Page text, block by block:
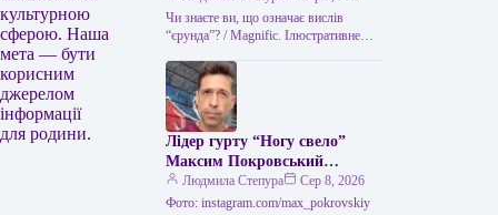
культурною
сферою. Наша
мета — бути
корисним
джерелом
інформації
для родини.
Чи знаєте ви, що означає вислів
“єрунда”? / Magnific. Ілюстративне
виявляється цікавішою за його
пряме…
Лідер гурту “Ногу свело”
Максим Покровський
розповів про причини свого
візиту до України.
Людмила Степура
Сер 8, 2026
Фото: instagram.com/max_pokrovskiy